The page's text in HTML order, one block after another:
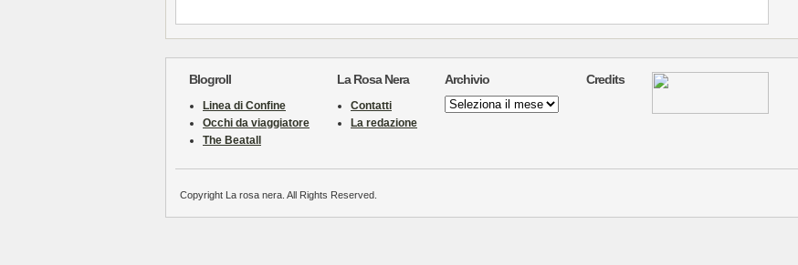
Blogroll
Linea di Confine
Occhi da viaggiatore
The Beatall
La Rosa Nera
Contatti
La redazione
Archivio
Archivio
Credits
Copyright La rosa nera. All Rights Reserved.